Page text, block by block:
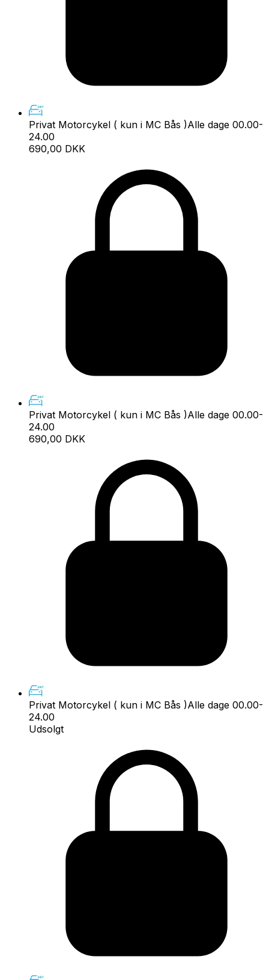
Privat Motorcykel ( kun i MC Bås )Alle dage 00.00-
24.00
690,00 DKK
Privat Motorcykel ( kun i MC Bås )Alle dage 00.00-
24.00
690,00 DKK
Privat Motorcykel ( kun i MC Bås )Alle dage 00.00-
24.00
Udsolgt